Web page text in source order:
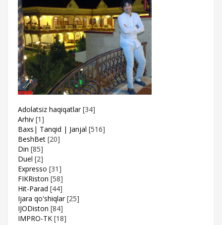
Adolatsiz haqiqatlar [34]
Arhiv [1]
Baxs| Tanqid | Janjal [516]
BeshBet [20]
Din [85]
Duel [2]
Expresso [31]
FIKRiston [58]
Hit-Parad [44]
Ijara qo'shiqlar [25]
IJODiston [84]
IMPRO-TK [18]